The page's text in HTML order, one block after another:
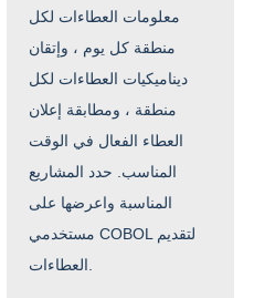
معلومات العطاءات لكل
منطقة كل يوم ، وإتقان
ديناميكيات العطاءات لكل
منطقة ، ومطابقة إعلان
العطاء الفعال في الوقت
المناسب. حدد المشاريع
المناسبة واعرضها على
مستخدمي COBOL لتقديم